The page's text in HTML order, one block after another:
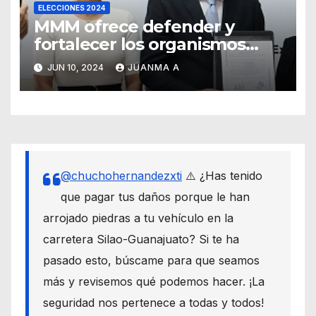
ELECCIONES 2024
MMM ofrece defender y
fortalecer los organismos
autónomos desde el Senado
JUN 10, 2024 JUANMA A
@chuchohernandezxti ⚠️ ¿Has tenido
que pagar tus daños porque le han
arrojado piedras a tu vehículo en la
carretera Silao-Guanajuato? Si te ha
pasado esto, búscame para que seamos
más y revisemos qué podemos hacer. ¡La
seguridad nos pertenece a todas y todos!